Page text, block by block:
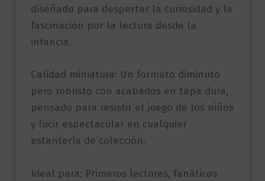
diseñado para despertar la curiosidad y la
fascinación por la lectura desde la
infancia.
Calidad miniatura: Un formato diminuto
pero robusto con acabados en tapa dura,
pensado para resistir el juego de los niños
y lucir espectacular en cualquier
estantería de colección.
Ideal para: Primeros lectores, fanáticos